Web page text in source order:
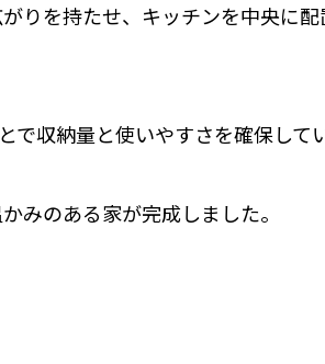
りを持たせ、キッチンを中央に
収納量と使いやすさを確保してい
みのある家が完成しました。